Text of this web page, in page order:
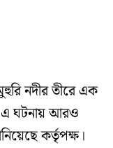
নদীর তীরে এক
এ ঘটনায় আরও
কর্তৃপক্ষ।